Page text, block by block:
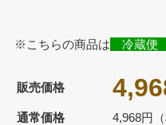
※こちらの商品は 冷蔵便
販売価格
通常価格 4,968円